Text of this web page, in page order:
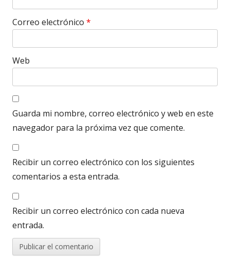
Correo electrónico *
Web
Guarda mi nombre, correo electrónico y web en este
navegador para la próxima vez que comente.
Recibir un correo electrónico con los siguientes
comentarios a esta entrada.
Recibir un correo electrónico con cada nueva
entrada.